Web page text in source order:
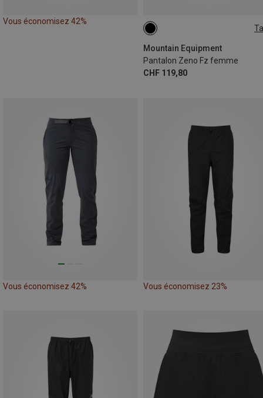
Vous économisez 42%
Mountain Equipment
Pantalon Zeno Fz femme
CHF 119,80
Vous économisez 42% Vous économisez 23%